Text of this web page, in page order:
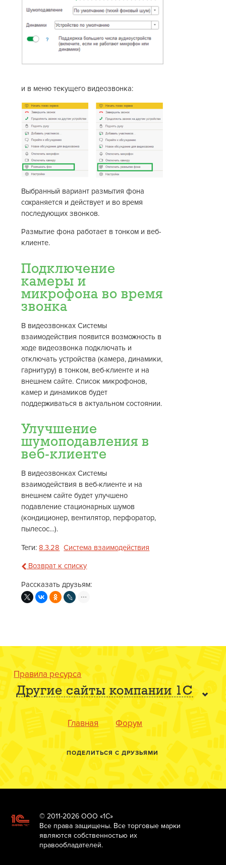
и в меню текущего видеозвонка:
Выбранный вариант размытия фона
сохраняется и действует и во время
последующих звонков.
Размытие фона работает в тонком и веб-
клиенте.
Подключение
камеры и
микрофона во время
звонка
В видеозвонках Системы
взаимодействия появится возможность в
ходе видеозвонка подключать и
отключать устройства (камера, динамики,
гарнитуру) в тонком, веб-клиенте и на
внешнем сайте. Список микрофонов,
камер и динамиков будет
поддерживаться в актуальном состоянии.
Улучшение
шумоподавления в
веб-клиенте
В видеозвонках Системы
взаимодействия в веб-клиенте и на
внешнем сайте будет улучшено
подавление стационарных шумов
(кондиционер, вентилятор, перфоратор,
пылесос…).
Теги:8.3.28 Система взаимодействия
Возврат к списку
Рассказать друзьям:
Правила ресурса
Другие сайты компании 1С
Главная Форум
ПОДЕЛИТЬСЯ С ДРУЗЬЯМИ
© 2011-2026 ООО «1С»
Все права защищены. Все торговые марки
являются собственностью их
правообладателей.